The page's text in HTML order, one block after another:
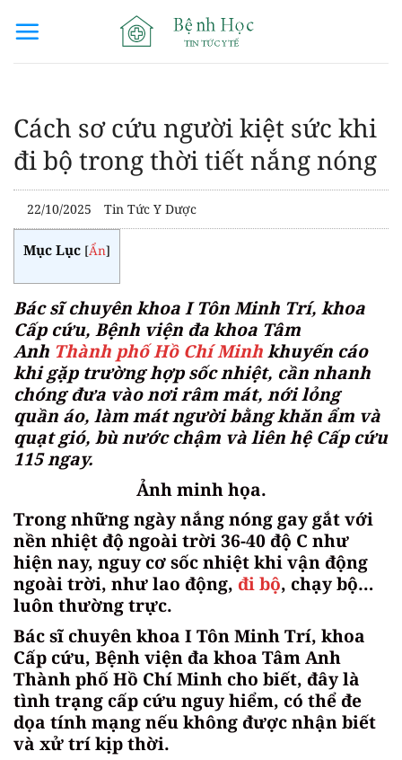
qua
Cách sơ cứu người kiệt sức khi
đi bộ trong thời tiết nắng nóng
22/10/2025 Tin Tức Y Dược
Mục Lục [Ẩn]
Bác sĩ chuyên khoa I Tôn Minh Trí, khoa
Cấp cứu, Bệnh viện đa khoa Tâm
Anh Thành phố Hồ Chí Minhkhuyến cáo
khi gặp trường hợp sốc nhiệt, cần nhanh
chóng đưa vào nơi râm mát, nới lỏng
quần áo, làm mát người bằng khăn ẩm và
quạt gió, bù nước chậm và liên hệ Cấp cứu
115 ngay.
Ảnh minh họa.
Trong những ngày nắng nóng gay gắt với
nền nhiệt độ ngoài trời 36-40 độ C như
hiện nay, nguy cơ sốc nhiệt khi vận động
ngoài trời, như lao động, đi bộ, chạy bộ…
luôn thường trực.
Bác sĩ chuyên khoa I Tôn Minh Trí, khoa
Cấp cứu, Bệnh viện đa khoa Tâm Anh
Thành phố Hồ Chí Minh cho biết, đây là
tình trạng cấp cứu nguy hiểm, có thể đe
dọa tính mạng nếu không được nhận biết
và xử trí kịp thời.